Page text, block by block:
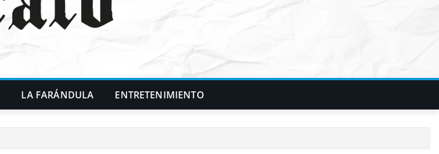
LA FARÁNDULA ENTRETENIMIENTO